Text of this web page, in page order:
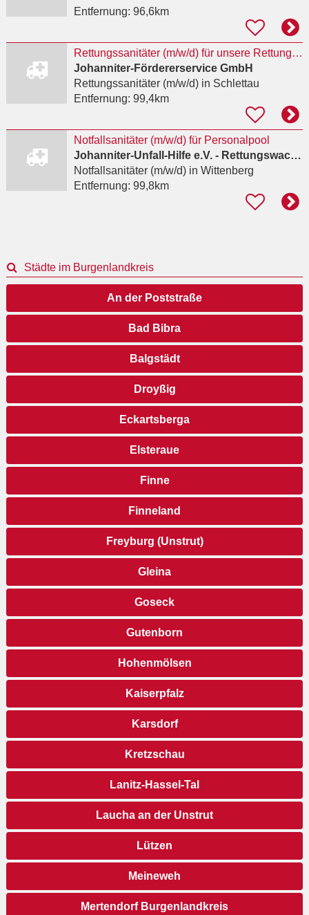
Entfernung: 96,6km
Rettungssanitäter (m/w/d) für unsere Rettungswache Schlettau/Bärenstein als Krankheitsvertretung
Johanniter-Fördererservice GmbH
Rettungssanitäter (m/w/d)in Schlettau
Entfernung: 99,4km
Notfallsanitäter (m/w/d) für Personalpool
Johanniter-Unfall-Hilfe e.V. - Rettungswache Wittenberg
Notfallsanitäter (m/w/d)in Wittenberg
Entfernung: 99,8km
Städte im Burgenlandkreis
An der Poststraße
Bad Bibra
Balgstädt
Droyßig
Eckartsberga
Elsteraue
Finne
Finneland
Freyburg (Unstrut)
Gleina
Goseck
Gutenborn
Hohenmölsen
Kaiserpfalz
Karsdorf
Kretzschau
Lanitz-Hassel-Tal
Laucha an der Unstrut
Lützen
Meineweh
Mertendorf Burgenlandkreis